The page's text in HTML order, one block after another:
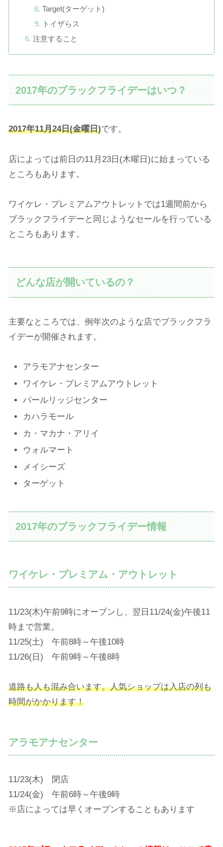
Target(ターゲット)
トイザらス
注意すること
2017年のブラックフライデーはいつ？
2017年11月24日(金曜日)です。
店によっては前日の11月23日(木曜日)に始まっている
ところもあります。
ワイケレ・プレミアムアウトレットでは1週間前から
ブラックフライデーと同じようなセールを行っている
ところもあります。
どんな店が開いているの？
主要なところでは、例年次のような店でブラックフラ
イデーが開催されます。
アラモアナセンター
ワイケレ・プレミアムアウトレット
パールリッジセンター
カハラモール
カ・マカナ・アリイ
ウォルマート
メイシーズ
ターゲット
2017年のブラックフライデー情報
ワイケレ・プレミアム・アウトレット
11/23(木)午前9時にオープンし、翌日11/24(金)午後11
時まで営業。
11/25(土) 午前8時～午後10時
11/26(日) 午前9時～午後8時
道路も人も混み合います。人気ショップは入店の列も
時間がかかります！
アラモアナセンター
11/23(木) 閉店
11/24(金) 午前6時～午後9時
※店によっては早くオープンすることもあります